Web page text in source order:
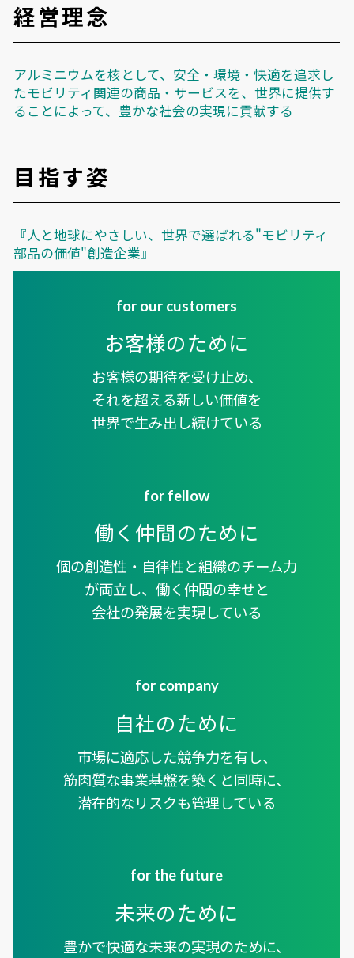
経営理念
アルミニウムを核として、安全・環境・快適を追求し
たモビリティ関連の商品・サービスを、世界に提供す
ることによって、豊かな社会の実現に貢献する
目指す姿
『人と地球にやさしい、世界で選ばれる"モビリティ
部品の価値"創造企業』
for our customers
お客様のために
お客様の期待を受け止め、
それを超える新しい価値を
世界で生み出し続けている
for fellow
働く仲間のために
個の創造性・自律性と組織のチーム力
が両立し、 働く仲間の幸せと
会社の発展を実現している
for company
自社のために
市場に適応した競争力を有し、
筋肉質な事業基盤を築くと同時に、
潜在的なリスクも管理している
for the future
未来のために
豊かで快適な未来の実現のために、